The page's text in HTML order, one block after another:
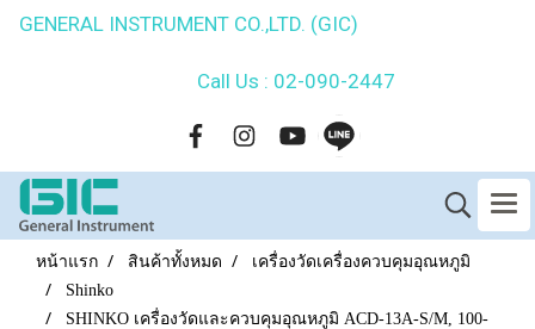
GENERAL INSTRUMENT CO.,LTD. (GIC)
Call Us : 02-090-2447
หน้าแรก สินค้าทั้งหมด
เครื่องวัดเครื่องควบคุมอุณหภูมิ
Shinko
SHINKO เครื่องวัดและควบคุมอุณหภูมิ ACD-13A-S/M, 100-